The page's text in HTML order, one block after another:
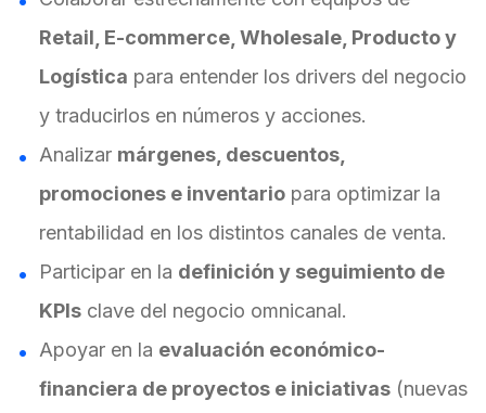
Retail, E-commerce, Wholesale, Producto y
Logística para entender los drivers del negocio
y traducirlos en números y acciones.
Analizar márgenes, descuentos,
promociones e inventario para optimizar la
rentabilidad en los distintos canales de venta.
Participar en la definición y seguimiento de
KPIs clave del negocio omnicanal.
Apoyar en la evaluación económico-
financiera de proyectos e iniciativas (nuevas